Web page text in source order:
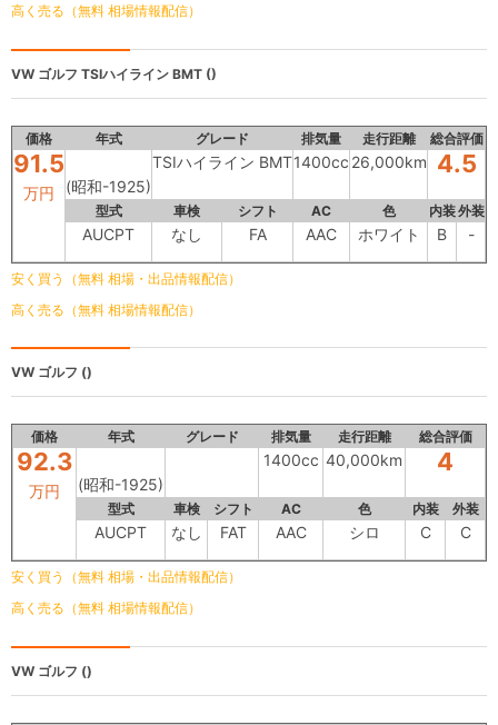
高く売る（無料 相場情報配信）
VW ゴルフ TSIハイライン BMT ()
価格 年式 グレード 排気量 走行距離 総合評価
91.5
万円 (昭和-1925)
TSIハイライン BMT1400cc 26,000km 4.5
型式 車検 シフト AC 色 内装外装
AUCPT なし FA AAC ホワイト B -
安く買う（無料 相場・出品情報配信）
高く売る（無料 相場情報配信）
VW ゴルフ ()
価格 年式 グレード 排気量 走行距離 総合評価
92.3
万円 (昭和-1925)
1400cc 40,000km 4
型式 車検 シフト AC 色 内装 外装
AUCPT なし FAT AAC シロ C C
安く買う（無料 相場・出品情報配信）
高く売る（無料 相場情報配信）
VW ゴルフ ()